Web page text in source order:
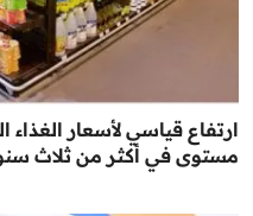
ارتفاع قياسي لأسعار
مستوى في أكثر من ثلاث